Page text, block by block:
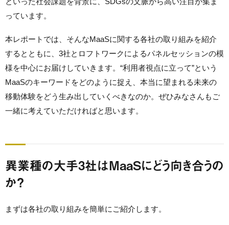
っています。
本レポートでは、そんなMaaSに関する各社の取り組みを紹介
するとともに、3社とロフトワークによるパネルセッションの模
様を中心にお届けしていきます。“利用者視点に立って”という
MaaSのキーワードをどのように捉え、本当に望まれる未来の
移動体験をどう生み出していくべきなのか。ぜひみなさんもご
一緒に考えていただければと思います。
異業種の大手3社はMaaSにどう向き合うの
か？
まずは各社の取り組みを簡単にご紹介します。